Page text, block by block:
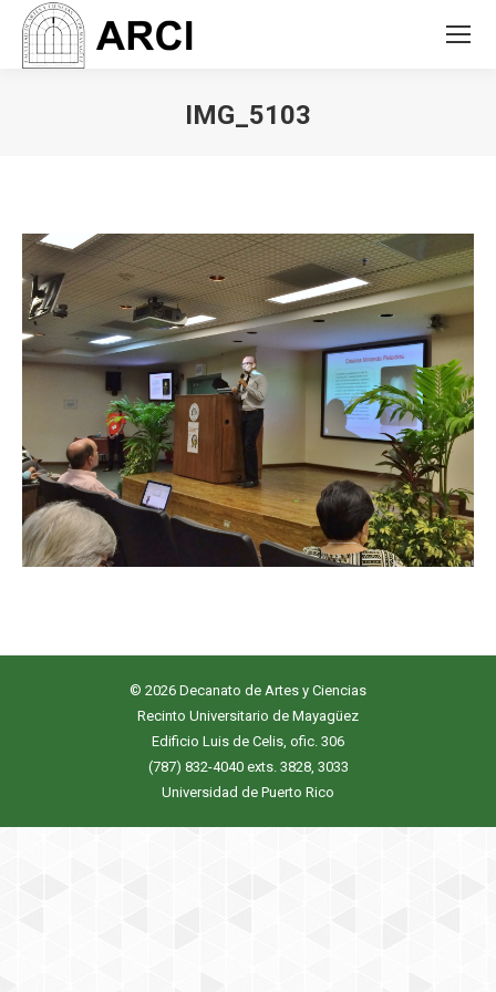
IMG_5103
© 2026 Decanato de Artes y Ciencias
Recinto Universitario de Mayagüez
Edificio Luis de Celis, ofic. 306
(787) 832-4040 exts. 3828, 3033
Universidad de Puerto Rico